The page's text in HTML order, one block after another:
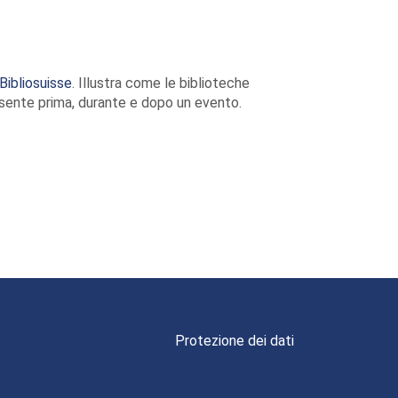
Bibliosuisse. Illustra come le biblioteche
prima, durante e dopo un evento.
Protezione dei dati